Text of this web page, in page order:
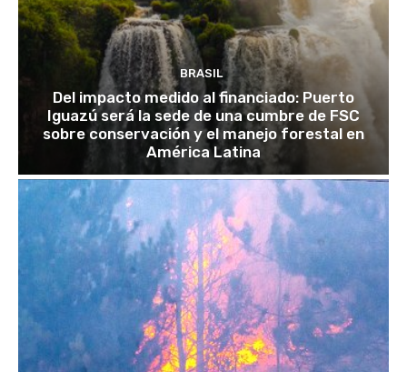
BRASIL
Del impacto medido al financiado: Puerto
Iguazú será la sede de una cumbre de FSC
sobre conservación y el manejo forestal en
América Latina